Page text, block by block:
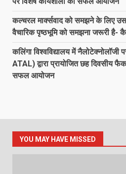
कल्चरल मार्क्सवाद को समझने के लिए
वैचारिक पृष्ठभूमि को समझना जरूरी है-
कलिंगा विश्वविद्यालय में
ATAL) द्वारा प्रायोजित छह दिवसीय
सफल आयोजन
YOU MAY HAVE MISSED